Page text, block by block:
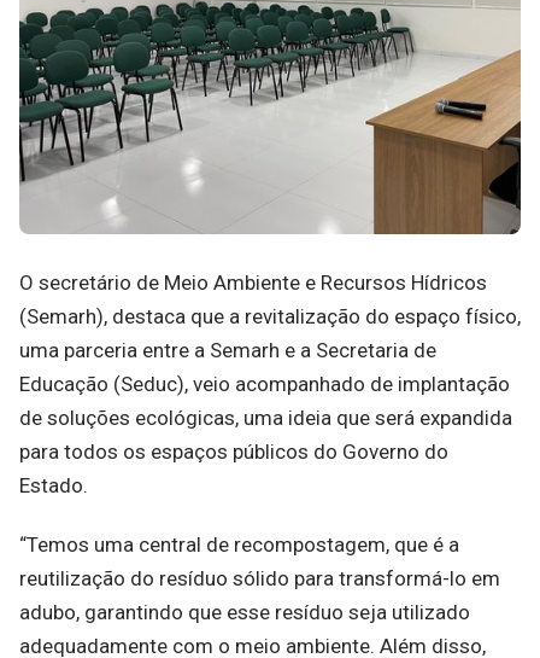
O secretário de Meio Ambiente e Recursos Hídricos
(Semarh), destaca que a revitalização do espaço físico,
uma parceria entre a Semarh e a Secretaria de
Educação (Seduc), veio acompanhado de implantação
de soluções ecológicas, uma ideia que será expandida
para todos os espaços públicos do Governo do
Estado.
“Temos uma central de recompostagem, que é a
reutilização do resíduo sólido para transformá-lo em
adubo, garantindo que esse resíduo seja utilizado
adequadamente com o meio ambiente. Além disso,